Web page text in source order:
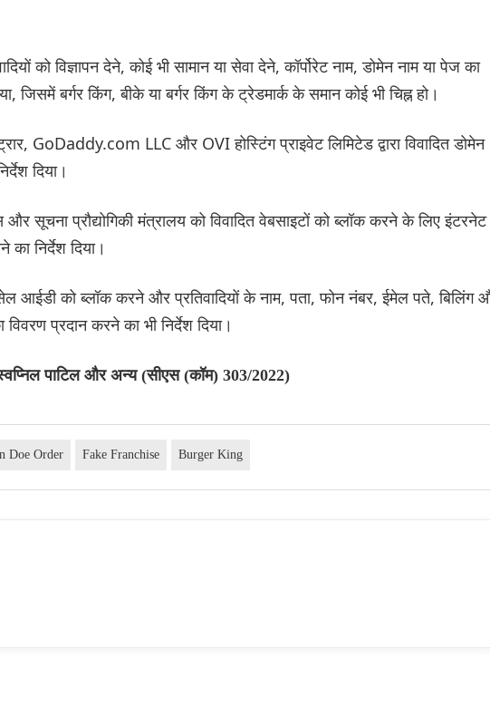
को विज्ञापन देने, कोई भी सामान या सेवा देने, कॉर्पोरेट नाम, डोमेन नाम या पेज का
बर्गर किंग, बीके या बर्गर किंग के ट्रेडमार्क के समान कोई भी चिह्न हो।
GoDaddy.com LLC और OVI होस्टिंग प्राइवेट लिमिटेड द्वारा विवादित डोमेन
दिया।
सूचना प्रौद्योगिकी मंत्रालय को विवादित वेबसाइटों को ब्लॉक करने के लिए इंटरनेट
निर्देश दिया।
आईडी को ब्लॉक करने और प्रतिवादियों के नाम, पता, फोन नंबर, ईमेल पते, बिलिंग
प्रदान करने का भी निर्देश दिया।
पाटिल और अन्य (सीएस (कॉम) 303/2022)
Doe Order Fake Franchise Burger King